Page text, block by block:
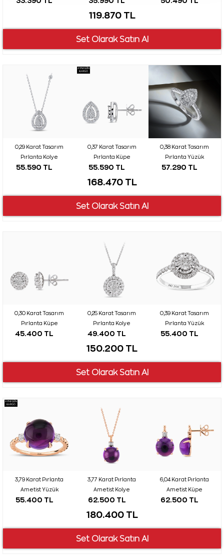
119.870 TL
0,29 Karat Tasarım
Pırlanta Kolye
55.590 TL
AYNI GÜN
KARGO
0,37 Karat Tasarım
Pırlanta Küpe
55.590 TL
0,38 Karat Tasarım
Pırlanta Yüzük
57.290 TL
168.470 TL
0,30 Karat Tasarım
Pırlanta Küpe
45.400 TL
0,25 Karat Tasarım
Pırlanta Kolye
49.400 TL
0,39 Karat Tasarım
Pırlanta Yüzük
55.400 TL
150.200 TL
AYNI GÜN
KARGO
3,79 Karat Pırlanta
Ametist Yüzük
55.400 TL
3,77 Karat Pırlanta
Ametist Kolye
62.500 TL
6,04 Karat Pırlanta
Ametist Küpe
62.500 TL
180.400 TL